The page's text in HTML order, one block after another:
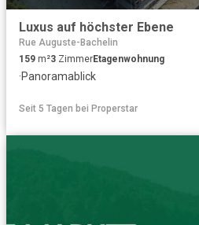
Luxus auf höchster Ebene
Rue Auguste-Bachelin
159 m²3 ZimmerEtagenwohnung
·Panoramablick
Seit 5 Tagen bei Properstar